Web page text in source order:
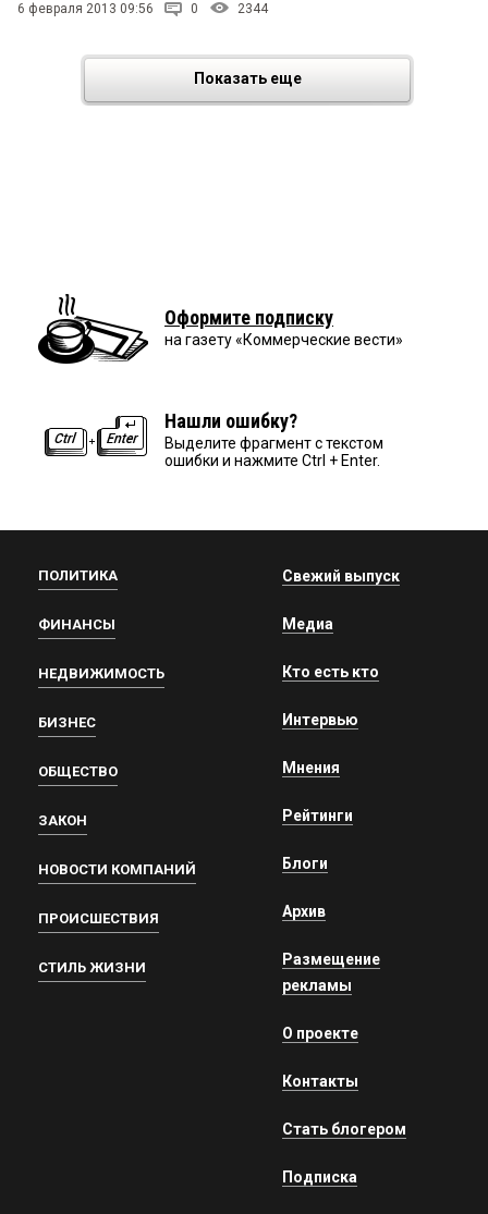
6 февраля 2013 09:56 0 2344
Показать еще
Оформите подписку
на газету «Коммерческие вести»
Нашли ошибку?
Выделите фрагмент с текстом
ошибки и нажмите Ctrl + Enter.
ПОЛИТИКА
ФИНАНСЫ
НЕДВИЖИМОСТЬ
БИЗНЕС
ОБЩЕСТВО
ЗАКОН
НОВОСТИ КОМПАНИЙ
ПРОИСШЕСТВИЯ
СТИЛЬ ЖИЗНИ
Свежий выпуск
Медиа
Кто есть кто
Интервью
Мнения
Рейтинги
Блоги
Архив
Размещение
рекламы
О проекте
Контакты
Стать блогером
Подписка